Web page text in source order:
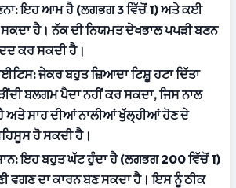
ਇਹ ਆਮ ਹੈ (ਲਗਭਗ 3 ਵਿੱਚੋਂ 1) ਅਤੇ ਕਈ
ਹੈ। ਨੱਕ ਦੀ ਨਿਯਮਤ ਦੇਖਭਾਲ ਪਪੜੀ ਬਣਨ
ਕਰ ਸਕਦੀ ਹੈ।
ਜੇਕਰ ਬਹੁਤ ਜ਼ਿਆਦਾ ਟਿਸ਼ੂ ਹਟਾ ਦਿੱਤਾ
ਬਲਗਮ ਪੈਦਾ ਨਹੀਂ ਕਰ ਸਕਦਾ, ਜਿਸ ਨਾਲ
ਅਤੇ ਸਾਹ ਦੀਆਂ ਨਾਲੀਆਂ ਖੁੱਲ੍ਹੀਆਂ ਹੋਣ ਦੇ
ਹੋ ਸਕਦੀ ਹੈ।
ਇਹ ਬਹੁਤ ਘੱਟ ਹੁੰਦਾ ਹੈ (ਲਗਭਗ 200 ਵਿੱਚੋਂ 1)
ਵਗਣ ਦਾ ਕਾਰਨ ਬਣ ਸਕਦਾ ਹੈ। ਇਸ ਨੂੰ ਠੀਕ